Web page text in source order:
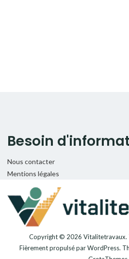
Besoin
Nous contacter
Mentions légales
Copyright © 2026 Vitalitetravaux.
Fièrement propulsé parWordPress.